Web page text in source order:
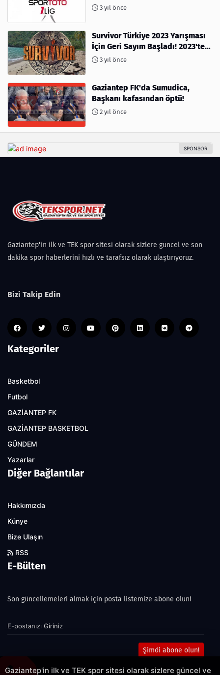
3 yıl önce
Survivor Türkiye 2023 Yarışması
İçin Geri Sayım Başladı! 2023'te
kimler var?
3 yıl önce
Gaziantep FK'da Sumudica,
Başkanı kafasından öptü!
2 yıl önce
Gaziantep'in ilk ve TEK spor sitesi olarak sizlere güncel ve son
dakika spor haberlerini hızlı ve tarafsız olarak ulaştırıyoruz.
Bizi Takip Edin
Kategoriler
Basketbol
Futbol
GAZİANTEP FK
GAZİANTEP BASKETBOL
GÜNDEM
Yazarlar
Diğer Bağlantılar
Hakkımızda
Künye
Bize Ulaşın
RSS
E-Bülten
Son güncellemeleri almak için posta listemize abone olun!
Şimdi abone olun!
Gaziantep'in ilk ve TEK spor sitesi olarak sizlere güncel ve